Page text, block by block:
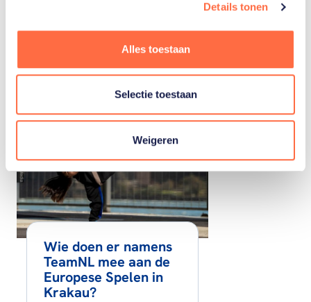
Details tonen
Alles toestaan
Selectie toestaan
Weigeren
Wie doen er namens
TeamNL mee aan de
Europese Spelen in
Krakau?